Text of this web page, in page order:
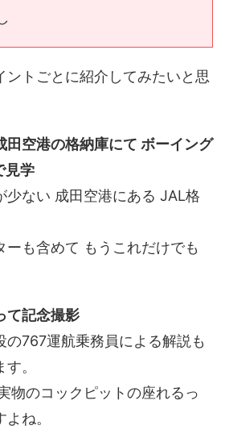
ントごとに紹介してみたいと思
田空港の格納庫にて ボーイング
見学
少ない 成田空港にある JAL格
ーも含めて もうこれだけでも
て記念撮影
の767運航乗務員による解説も
。
物のコックピットの座れるっ
ね。